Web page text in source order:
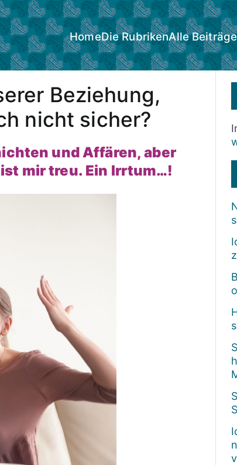
HomeDie RubrikenAlle Beiträge
Beziehung,
nicht sicher?
und Affären, aber
mir treu. Ein Irrtum…!